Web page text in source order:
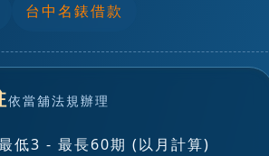
台中名錶借款
依當舖法規辦理
低3 - 最長60期 (以月計算)